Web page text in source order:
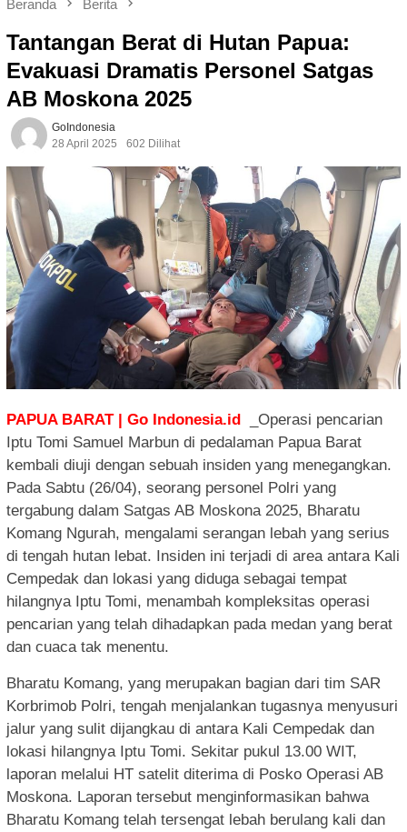
Beranda Berita
Tantangan Berat di Hutan Papua:
Evakuasi Dramatis Personel Satgas
AB Moskona 2025
GoIndonesia
28 April 2025
602 Dilihat
PAPUA BARAT | Go Indonesia.id
_Operasi pencarian
Iptu Tomi Samuel Marbun di pedalaman Papua Barat
kembali diuji dengan sebuah insiden yang menegangkan.
Pada Sabtu (26/04), seorang personel Polri yang
tergabung dalam Satgas AB Moskona 2025, Bharatu
Komang Ngurah, mengalami serangan lebah yang serius
di tengah hutan lebat. Insiden ini terjadi di area antara Kali
Cempedak dan lokasi yang diduga sebagai tempat
hilangnya Iptu Tomi, menambah kompleksitas operasi
pencarian yang telah dihadapkan pada medan yang berat
dan cuaca tak menentu.
Bharatu Komang, yang merupakan bagian dari tim SAR
Korbrimob Polri, tengah menjalankan tugasnya menyusuri
jalur yang sulit dijangkau di antara Kali Cempedak dan
lokasi hilangnya Iptu Tomi. Sekitar pukul 13.00 WIT,
laporan melalui HT satelit diterima di Posko Operasi AB
Moskona. Laporan tersebut menginformasikan bahwa
Bharatu Komang telah tersengat lebah berulang kali dan